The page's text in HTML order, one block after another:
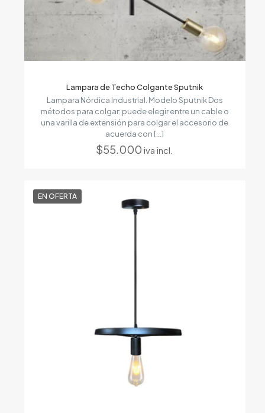
Lampara de Techo Colgante Sputnik
Lampara Nórdica Industrial. Modelo Sputnik Dos
métodos para colgar: puede elegir entre un cable o
una varilla de extensión para colgar el accesorio de
acuerda con […]
$55.000 iva incl.
EN OFERTA